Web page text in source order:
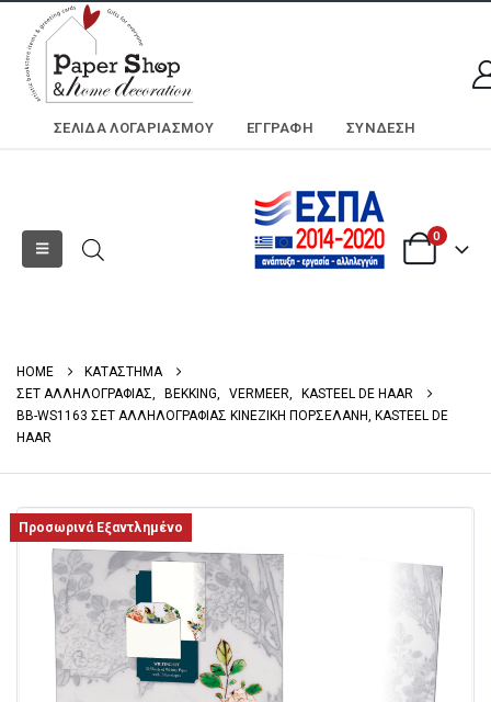
ΣΕΛΊΔΑ ΛΟΓΑΡΙΑΣΜΟΎ ΕΓΓΡΑΦΗ ΣΎΝΔΕΣΗ
0
HOME
ΚΑΤΑΣΤΗΜΑ
ΣΕΤ ΑΛΛΗΛΟΓΡΑΦΙΑΣ
BEKKING VERMEER
KASTEEL DE HAAR
BB-WS1163 ΣΕΤ ΑΛΛΗΛΟΓΡΑΦΙΑΣ ΚΙΝΕΖΙΚΉ ΠΟΡΣΕΛΆΝΗ, KASTEEL DE
HAAR
Προσωρινά Εξαντλημένο